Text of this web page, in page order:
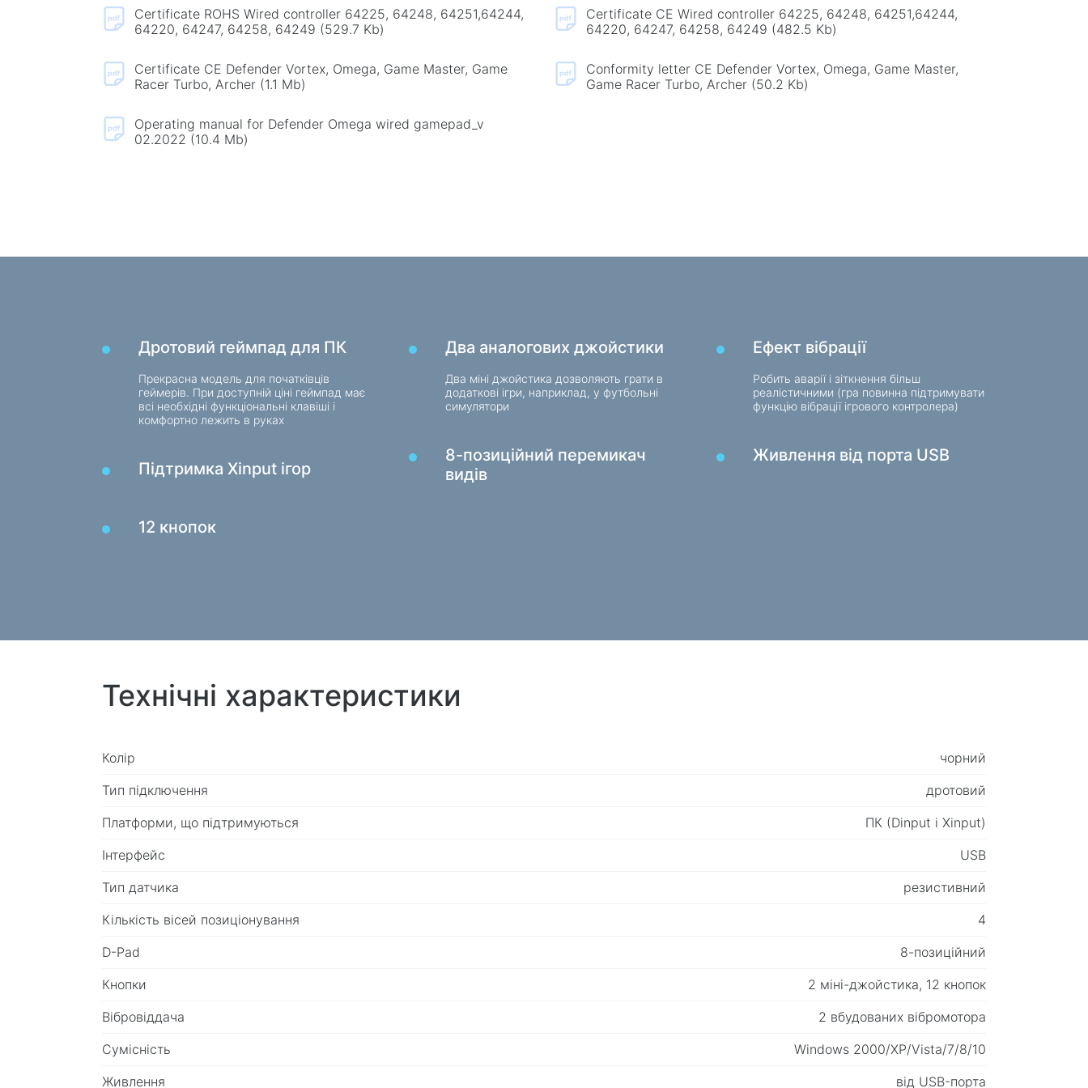
Килимки для миші
Ігрові клавіатури
Геймпади
Ігрові потокові мікрофони
Ігрові столи
Кардридери та USB-хаби
Перехідники та адаптери
Утримувачі
Ігрові крісла
Підлогові вішалки для одягу
Certificate ROHS Wired controller 64225, 64248, 64251,64244,
64220, 64247, 64258, 64249 (529.7 Kb)
Certificate CE Wired controller 64225, 64248, 64251,64244,
64220, 64247, 64258, 64249 (482.5 Kb)
Certificate CE Defender Vortex, Omega, Game Master, Game
Racer Turbo, Archer (1.1 Mb)
Conformity letter CE Defender Vortex, Omega, Game Master,
Game Racer Turbo, Archer (50.2 Kb)
Operating manual for Defender Omega wired gamepad_v
02.2022 (10.4 Mb)
Дротовий геймпад для ПК
Прекрасна модель для початківців
геймерів. При доступній ціні геймпад має
всі необхідні функціональні клавіші і
комфортно лежить в руках
Підтримка Xinput ігор
12 кнопок
Два аналогових джойстики
Два міні джойстика дозволяють грати в
додаткові ігри, наприклад, у футбольні
симулятори
8-позиційний перемикач
видів
Ефект вібрації
Робить аварії і зіткнення більш
реалістичними (гра повинна підтримувати
функцію вібрації ігрового контролера)
Живлення від порта USB
Технічні характеристики
Колір
чорний
Тип підключення
дротовий
Платформи, що підтримуються
ПК (Dinput і Xinput)
Інтерфейс
USB
Тип датчика
резистивний
Кількість вісей позиціонування
4
D-Pad
8-позиційний
Кнопки
2 міні-джойстика, 12 кнопок
Вібровіддача
2 вбудованих вібромотора
Сумісність
Windows 2000/XP/Vista/7/8/10
Живлення
від USB-порта